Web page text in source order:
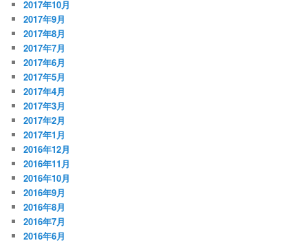
2017年10月
2017年9月
2017年8月
2017年7月
2017年6月
2017年5月
2017年4月
2017年3月
2017年2月
2017年1月
2016年12月
2016年11月
2016年10月
2016年9月
2016年8月
2016年7月
2016年6月